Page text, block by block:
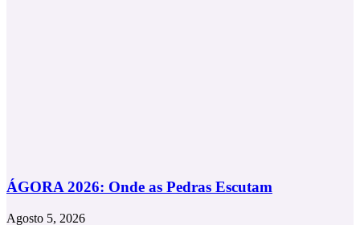
ÁGORA 2026: Onde as Pedras Escutam
Agosto 5, 2026